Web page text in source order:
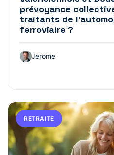
prévoyance
traitants de
ferroviaire ?
Jerome
RETRAITE